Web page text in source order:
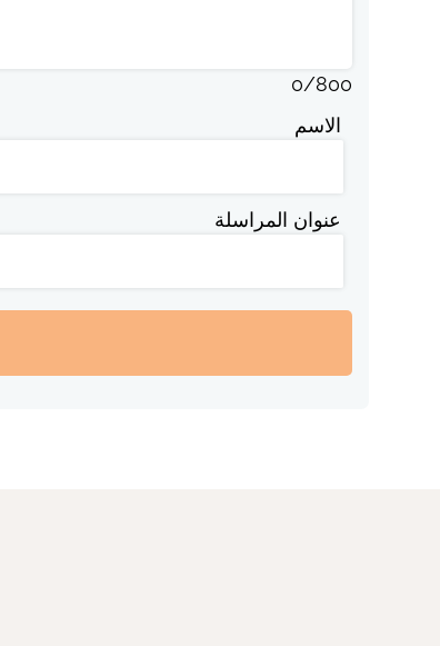
0/800
الاسم
عنوان المراسلة